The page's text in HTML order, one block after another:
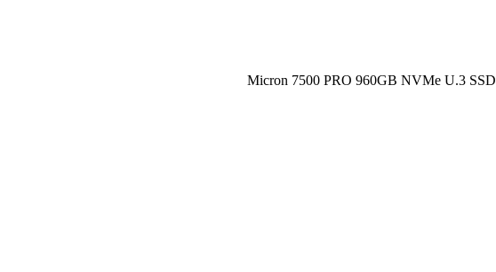
Micron 7500 PRO 960GB NVMe U.3